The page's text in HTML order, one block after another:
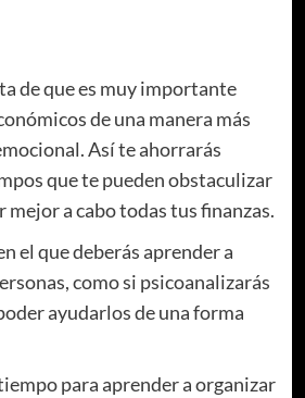
de que es muy importante
de una manera más
Así te ahorrarás
que te pueden obstaculizar
mejor a cabo todas tus finanzas.
el que deberás aprender a
como si psicoanalizarás
ayudarlos de una forma
para aprender a organizar